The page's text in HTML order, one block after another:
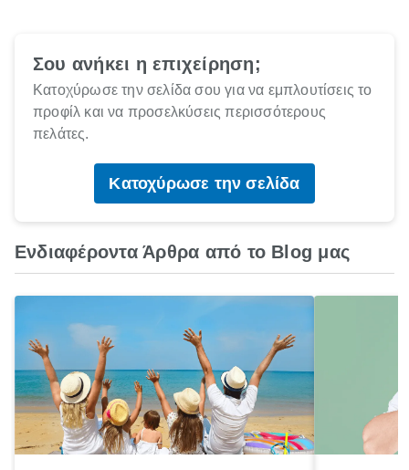
Σου ανήκει η επιχείρηση;
Κατοχύρωσε την σελίδα σου για να εμπλουτίσεις το
προφίλ και να προσελκύσεις περισσότερους
πελάτες.
Κατοχύρωσε την σελίδα
Ενδιαφέροντα Άρθρα από το Blog μας